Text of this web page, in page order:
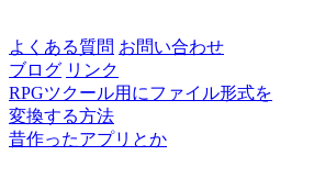
よくある質問 お問い合わせ
ブログ リンク
RPGツクール用にファイル形式を
変換する方法
昔作ったアプリとか